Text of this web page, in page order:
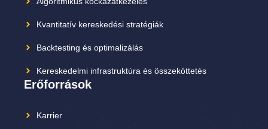
Kvantitatív kereskedési stratégiák
Backtesting és optimalizálás
Kereskedelmi infrastruktúra és összeköttetés
Erőforrások
Karrier